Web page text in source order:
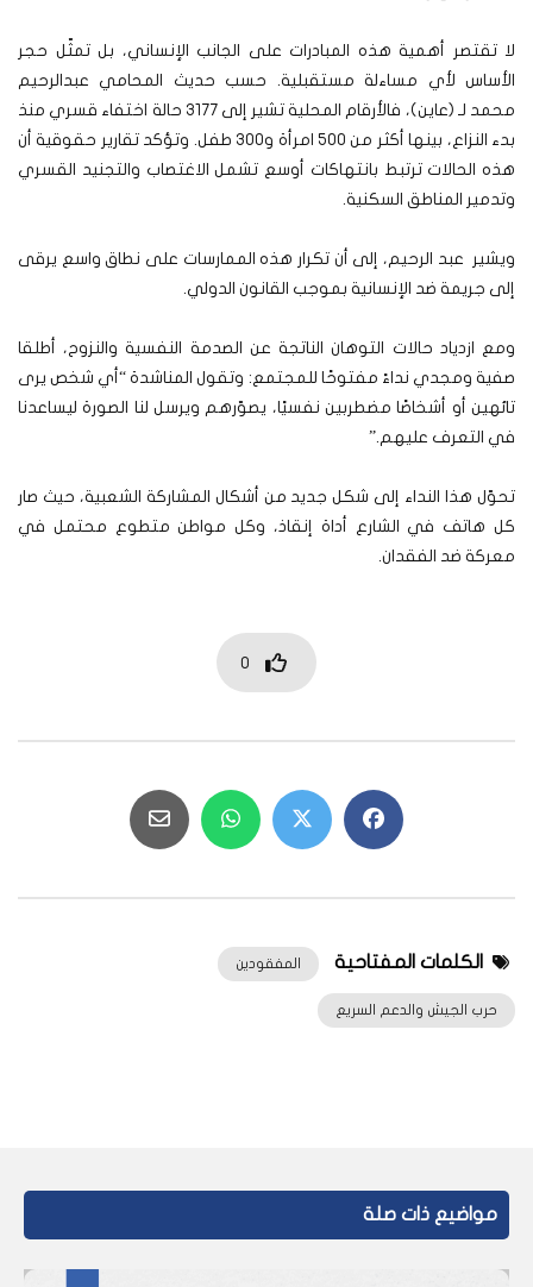
لا تقتصر أهمية هذه المبادرات على الجانب الإنساني، بل تمثّل حجر
الأساس لأي مساءلة مستقبلية. حسب حديث المحامي عبدالرحيم
محمد لـ (عاين)، فالأرقام المحلية تشير إلى 3177 حالة اختفاء قسري منذ
بدء النزاع، بينها أكثر من 500 امرأة و300 طفل. وتؤكد تقارير حقوقية أن
هذه الحالات ترتبط بانتهاكات أوسع تشمل الاغتصاب والتجنيد القسري
وتدمير المناطق السكنية.
ويشير عبد الرحيم، إلى أن تكرار هذه الممارسات على نطاق واسع يرقى
إلى جريمة ضد الإنسانية بموجب القانون الدولي.
ومع ازدياد حالات التوهان الناتجة عن الصدمة النفسية والنزوح، أطلقا
صفية ومجدي نداءً مفتوحًا للمجتمع: وتقول المناشدة “أي شخص يرى
تائهين أو أشخاصًا مضطربين نفسيًا، يصوّرهم ويرسل لنا الصورة ليساعدنا
في التعرف عليهم.”
تحوّل هذا النداء إلى شكل جديد من أشكال المشاركة الشعبية، حيث صار
كل هاتف في الشارع أداة إنقاذ، وكل مواطن متطوع محتمل في
معركة ضد الفقدان.
0
الكلمات المفتاحية المفقودين
حرب الجيش والدعم السريع
مواضيع ذات صلة